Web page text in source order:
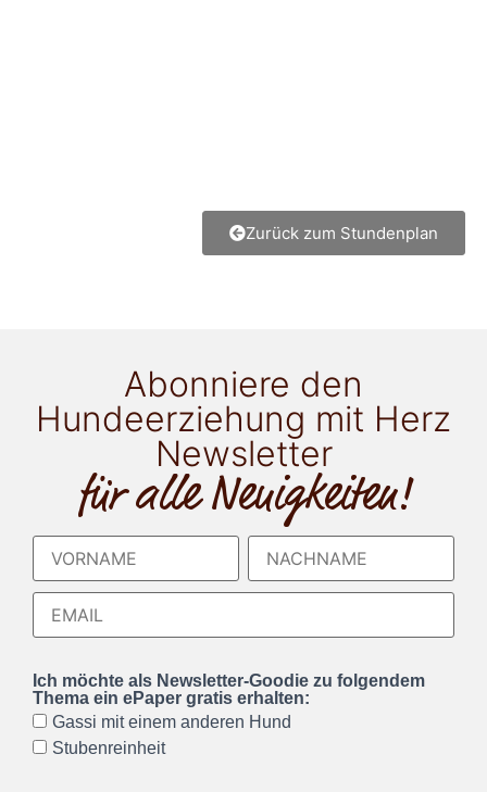
Zurück zum Stundenplan
Abonniere den
Hundeerziehung mit Herz
Newsletter
für alle Neuigkeiten!
Ich möchte als Newsletter-Goodie zu folgendem
Thema ein ePaper gratis erhalten:
Gassi mit einem anderen Hund
Stubenreinheit